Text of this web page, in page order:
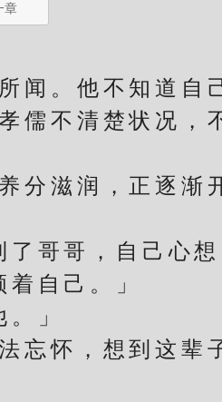
章
闻。他不知道自
儒不清楚状况，
分滋润，正逐渐
哥哥，自己心想
自己。」
」
忘怀，想到这辈